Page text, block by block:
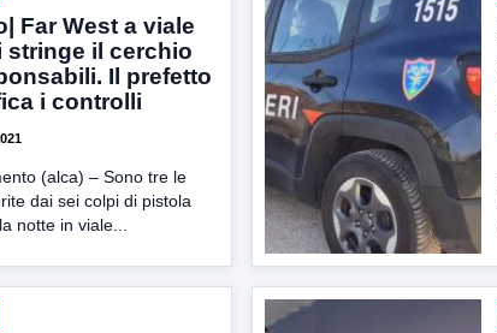
Far West a viale
stringe il cerchio
Il prefetto
i controlli
(alca) – Sono tre le
dai sei colpi di pistola
notte in viale...